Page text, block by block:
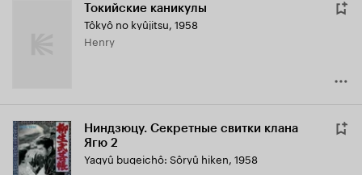
Токийские каникулы
Tôkyô no kyûjitsu, 1958
Henry
Ниндзюцу. Секретные свитки клана
Ягю 2
Yagyû bugeichô: Sôryû hiken, 1958